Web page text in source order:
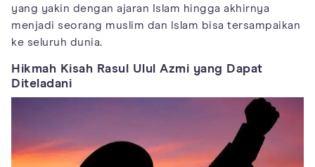
yang yakin dengan ajaran Islam hingga akhirnya
menjadi seorang muslim dan Islam bisa tersampaikan
ke seluruh dunia.
Hikmah Kisah Rasul Ulul Azmi yang Dapat
Diteladani